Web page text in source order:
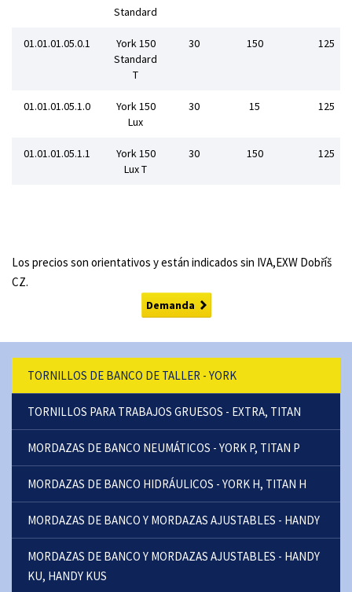
Standard
01.01.01.05.0.1
York 150
Standard
T
30 150 125
01.01.01.05.1.0
York 150
Lux
30 15 125
01.01.01.05.1.1
York 150
Lux T
30 150 125
Los precios son orientativos y están indicados sin IVA,EXW Dobříš
CZ.
Demanda
TORNILLOS DE BANCO DE TALLER - YORK
TORNILLOS PARA TRABAJOS GRUESOS - EXTRA, TITAN
MORDAZAS DE BANCO NEUMÁTICOS - YORK P, TITAN P
MORDAZAS DE BANCO HIDRÁULICOS - YORK H, TITAN H
MORDAZAS DE BANCO Y MORDAZAS AJUSTABLES - HANDY
MORDAZAS DE BANCO Y MORDAZAS AJUSTABLES - HANDY
KU, HANDY KUS